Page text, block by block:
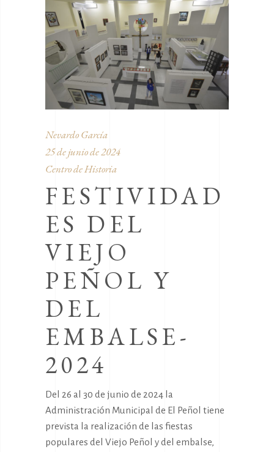
Nevardo García
25 de junio de 2024
Centro de Historia
FESTIVIDAD
ES DEL
VIEJO
PEÑOL Y
DEL
EMBALSE-
2024
Del 26 al 30 de junio de 2024 la
Administración Municipal de El Peñol tiene
prevista la realización de las fiestas
populares del Viejo Peñol y del embalse,